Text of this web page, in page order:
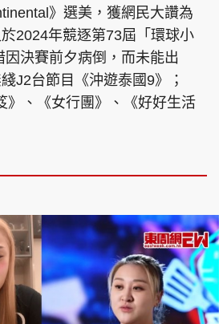
》選美，獲網民大讚為
於2024年競逐第73屆「環球小
決賽前夕病倒，而未能出
J2台節目《沖遊泰國9》；
》、《女行團》、《好好生活